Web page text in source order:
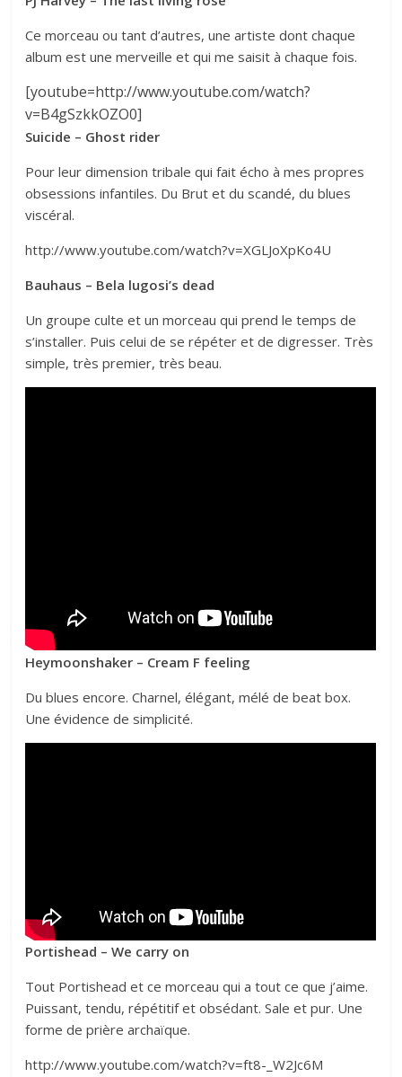
Ce morceau ou tant d’autres, une artiste dont chaque
album est une merveille et qui me saisit à chaque fois.
[youtube=http://www.youtube.com/watch?
v=B4gSzkkOZO0]
Suicide – Ghost rider
Pour leur dimension tribale qui fait écho à mes propres
obsessions infantiles. Du Brut et du scandé, du blues
viscéral.
http://www.youtube.com/watch?v=XGLJoXpKo4U
Bauhaus – Bela lugosi’s dead
Un groupe culte et un morceau qui prend le temps de
s’installer. Puis celui de se répéter et de digresser. Très
simple, très premier, très beau.
Heymoonshaker – Cream F feeling
Du blues encore. Charnel, élégant, mélé de beat box.
Une évidence de simplicité.
Portishead – We carry on
Tout Portishead et ce morceau qui a tout ce que j’aime.
Puissant, tendu, répétitif et obsédant. Sale et pur. Une
forme de prière archaïque.
http://www.youtube.com/watch?v=ft8-_W2Jc6M